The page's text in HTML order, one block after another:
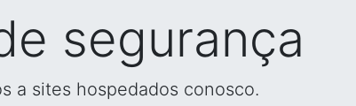
segurança
a sites hospedados conosco.